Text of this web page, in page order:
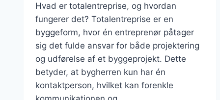
Hvad er totalentreprise, og hvordan
fungerer det? Totalentreprise er en
byggeform, hvor én entreprenør påtager
sig det fulde ansvar for både projektering
og udførelse af et byggeprojekt. Dette
betyder, at bygherren kun har én
kontaktperson, hvilket kan forenkle